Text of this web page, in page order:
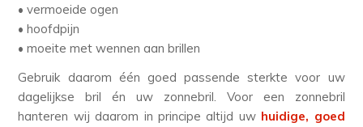
• vermoeide ogen
• hoofdpijn
• moeite met wennen aan brillen
Gebruik daarom één goed passende sterkte voor uw
dagelijkse bril én uw zonnebril. Voor een zonnebril
hanteren wij daarom in principe altijd uw huidige, goed